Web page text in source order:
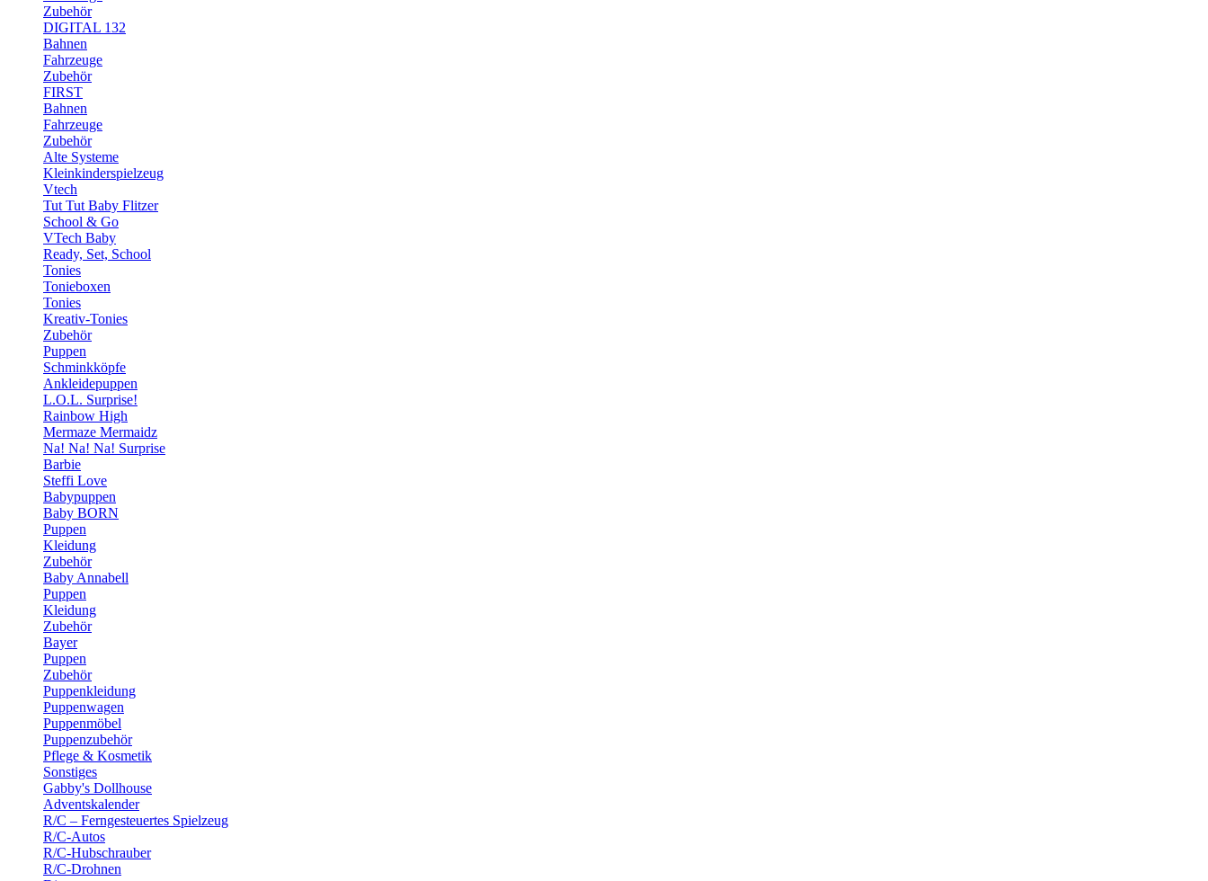
Zubehör
DIGITAL 132
Bahnen
Fahrzeuge
Zubehör
FIRST
Bahnen
Fahrzeuge
Zubehör
Alte Systeme
Kleinkinderspielzeug
Vtech
Tut Tut Baby Flitzer
School & Go
VTech Baby
Ready, Set, School
Tonies
Tonieboxen
Tonies
Kreativ-Tonies
Zubehör
Puppen
Schminkköpfe
Ankleidepuppen
L.O.L. Surprise!
Rainbow High
Mermaze Mermaidz
Na! Na! Na! Surprise
Barbie
Steffi Love
Babypuppen
Baby BORN
Puppen
Kleidung
Zubehör
Baby Annabell
Puppen
Kleidung
Zubehör
Bayer
Puppen
Zubehör
Puppenkleidung
Puppenwagen
Puppenmöbel
Puppenzubehör
Pflege & Kosmetik
Sonstiges
Gabby's Dollhouse
Adventskalender
R/C – Ferngesteuertes Spielzeug
R/C-Autos
R/C-Hubschrauber
R/C-Drohnen